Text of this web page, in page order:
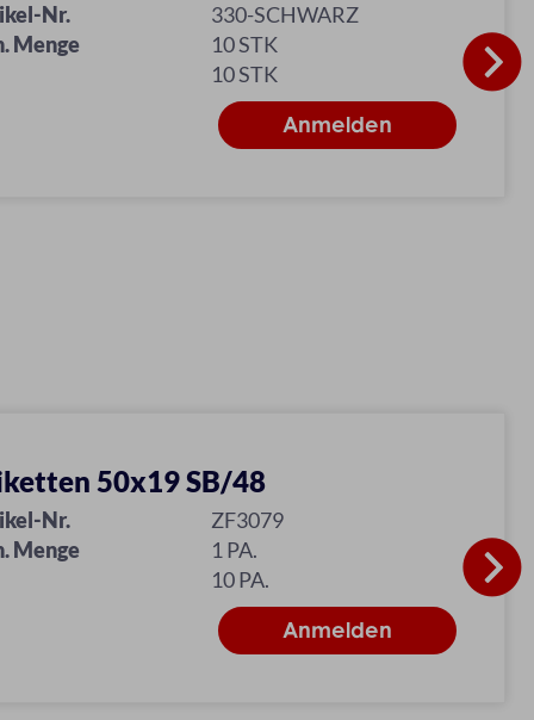
Nr.
330-SCHWARZ
Menge
10 STK
10 STK
50x19 SB/48
Nr.
ZF3079
Menge
1 PA.
10 PA.